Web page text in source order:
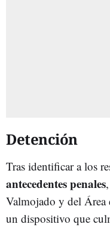
Detención
Tras identificar a los
antecedentes penales
Valmojado y del Área
un dispositivo que